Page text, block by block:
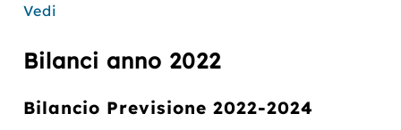
Vedi
Bilanci anno 2022
Bilancio Previsione 2022-2024